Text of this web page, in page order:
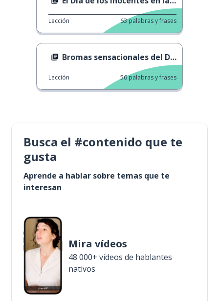
Lección 63palabras y frases
Bromas sensacionales del Día de los Inocentes
Lección 56palabras y frases
Busca el #contenido que te
gusta
Aprende a hablar sobre temas que te
interesan
Mira vídeos
48 000+ vídeos de hablantes
nativos